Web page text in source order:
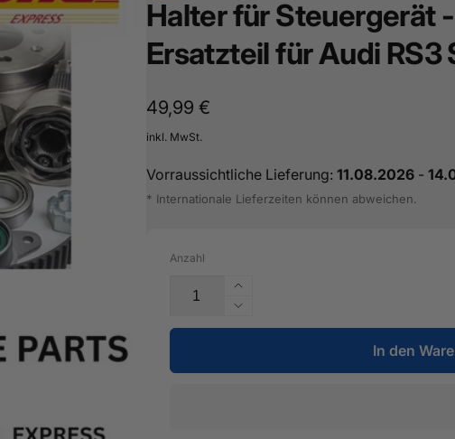
Halter für Steuergerät
Ersatzteil für Audi
Normaler
Preis
49,99 €
inkl. MwSt.
Vorraussichtliche Lieferung: 11.08.2026-
* Internationale Lieferzeiten können abweichen.
Anzahl
Erhöhe
die
Menge
Halter
Verringere
die
für
In den